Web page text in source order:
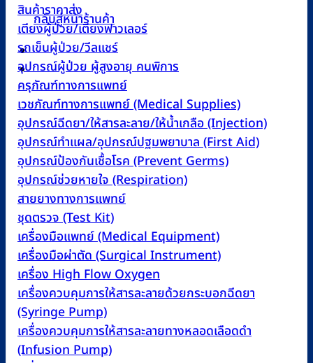
กลับสู่หน้าร้านค้า
0
สินค้าราคาส่ง
เตียงผู้ป่วย/เตียงฟาวเลอร์
รถเข็นผู้ป่วย/วีลแชร์
อุปกรณ์ผู้ป่วย ผู้สูงอายุ คนพิการ
ครุภัณฑ์ทางการแพทย์
เวชภัณฑ์ทางการแพทย์ (Medical Supplies)
อุปกรณ์ฉีดยา/ให้สารละลาย/ให้น้ำเกลือ (Injection)
อุปกรณ์ทำแผล/อุปกรณ์ปฐมพยาบาล (First Aid)
อุปกรณ์ป้องกันเชื้อโรค (Prevent Germs)
อุปกรณ์ช่วยหายใจ (Respiration)
สายยางทางการแพทย์
ชุดตรวจ (Test Kit)
เครื่องมือแพทย์ (Medical Equipment)
เครื่องมือผ่าตัด (Surgical Instrument)
เครื่อง High Flow Oxygen
เครื่องควบคุมการให้สารละลายด้วยกระบอกฉีดยา
(Syringe Pump)
เครื่องควบคุมการให้สารละลายทางหลอดเลือดดำ
(Infusion Pump)